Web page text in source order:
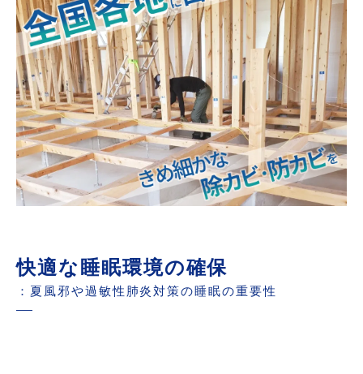
快適な睡眠環境の確保
：夏風邪や過敏性肺炎対策の睡眠の重要性